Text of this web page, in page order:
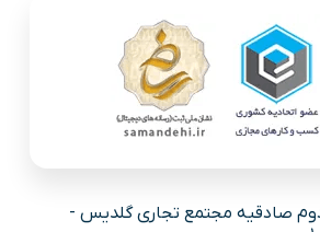
صادقیه مجتمع تجاری گلدیس -